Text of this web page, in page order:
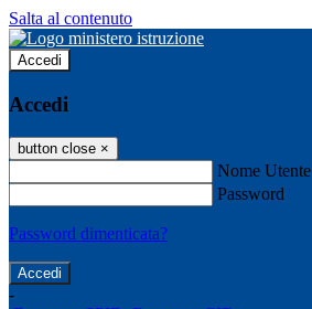
Salta al contenuto
Accedi
Accedi
button close ×
Nome Utente
Password
Password dimenticata?
-